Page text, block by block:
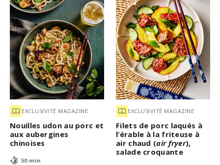
EXCLUSIVITÉ MAGAZINE
Nouilles udon au porc et
aux aubergines
chinoises
50 min
EXCLUSIVITÉ MAGAZINE
Filets de porc laqués à
l’érable à la friteuse à
air chaud (air fryer),
salade croquante